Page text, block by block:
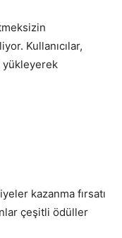
Kullanıcılar,
yükleyerek
kazanma fırsatı
çeşitli ödüller